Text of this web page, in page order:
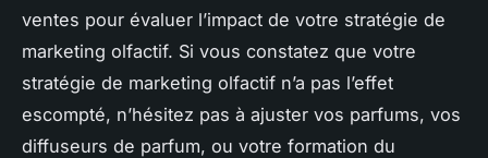
ventes pour évaluer l’impact de votre stratégie de
marketing olfactif. Si vous constatez que votre
stratégie de marketing olfactif n’a pas l’effet
escompté, n’hésitez pas à ajuster vos parfums, vos
diffuseurs de parfum, ou votre formation du